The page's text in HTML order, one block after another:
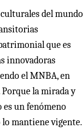
culturales del mundo
que es
innovadoras
el MNBA, en
Porque la mirada y
un fenómeno
mantiene vigente.